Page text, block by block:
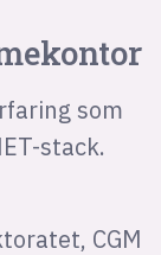
som
stack.
CGM